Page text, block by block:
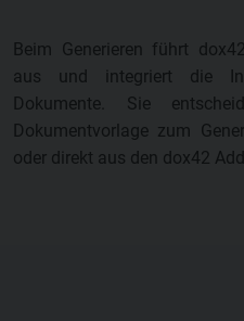
Beim Generieren führt
aus und integriert die
Dokumente. Sie
Dokumentvorlage zum
oder direkt aus den dox42